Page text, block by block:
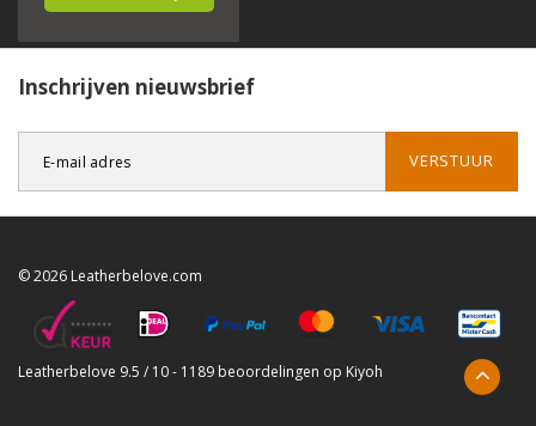
Inschrijven nieuwsbrief
VERSTUUR
© 2026 Leatherbelove.com
Leatherbelove 9.5 / 10- 1189 beoordelingen op Kiyoh